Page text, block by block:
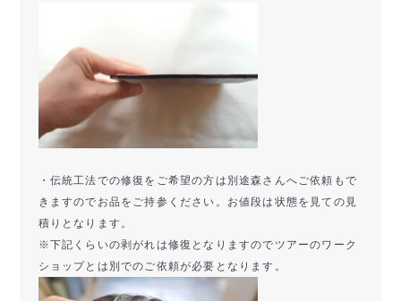
・伝統工法での修復をご希望の方は別途森さんへご依頼もで
きますのでお品をご持参ください。お値段は状態を見ての見
積りとなります。
※下記くらいの剥がれは修復となりますのでツアーのワーク
ショップとは別でのご依頼が必要となります。